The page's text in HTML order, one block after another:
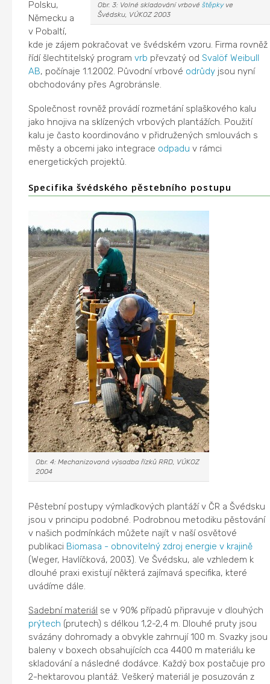
Obr. 3: Volné skladování vrbové štěpkyve
Švédsku, VÚKOZ 2003
Polsku,
Německu a
v Pobaltí,
kde je zájem pokračovat ve švédském vzoru. Firma rovněž
řídí šlechtitelský programvrb převzatý odSvalöf Weibull
AB, počínaje 1.1.2002. Původní vrbové odrůdy jsou nyní
obchodovány přes Agrobränsle.
Společnost rovněž provádí rozmetání splaškového kalu
jako hnojiva na sklízených vrbových plantážích. Použití
kalu je často koordinováno v přidružených smlouvách s
městy a obcemi jako integrace odpadu v rámci
energetických projektů.
Specifika švédského pěstebního postupu
Obr. 4: Mechanizovaná výsadba řízků RRD, VÚKOZ
2004
Pěstební postupy výmladkových plantáží v ČR a Švédsku
jsou v principu podobné. Podrobnou metodiku pěstování
v našich podmínkách můžete najít v naší osvětové
publikaci Biomasa - obnovitelný zdroj energie v krajině
(Weger, Havlíčková, 2003). Ve Švédsku, ale vzhledem k
dlouhé praxi existují některá zajímavá specifika, které
uvádíme dále.
Sadební materiál se v 90% případů připravuje v dlouhých
prýtech (prutech) s délkou 1,2-2,4 m. Dlouhé pruty jsou
svázány dohromady a obvykle zahrnují 100 m. Svazky jsou
baleny v boxech obsahujících cca 4400 m materiálu ke
skladování a následné dodávce. Každý box postačuje pro
2-hektarovou plantáž. Veškerý materiál je posuzován z